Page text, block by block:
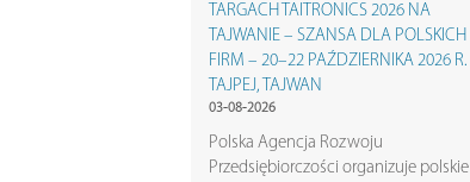
TARGACH TAITRONICS 2026 NA
TAJWANIE – SZANSA DLA POLSKICH
FIRM – 20–22 PAŹDZIERNIKA 2026 R. |
TAJPEJ, TAJWAN
03-08-2026
Polska Agencja Rozwoju
Przedsiębiorczości organizuje polskie